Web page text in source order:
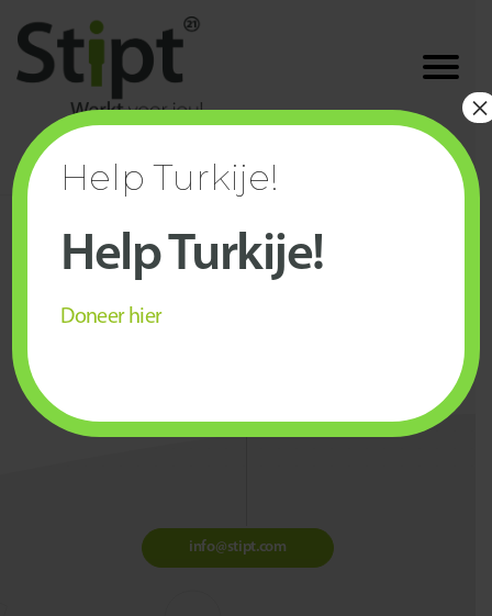
Westfrankelandsedijk 7
3115 HG Schiedam
It seems we can’t find what you’re looking for. Perhaps searching can help.
info@stipt.com
Help Turkije!
Help Turkije!
Doneer hier
×